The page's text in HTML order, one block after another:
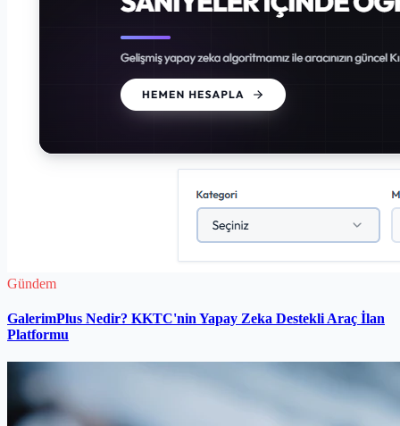
Gündem
GalerimPlus Nedir? KKTC'nin Yapay Zeka Destekli Araç İlan
Platformu